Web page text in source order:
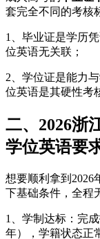
套完全不同的考核
1、毕业证是学历
位英语无关联；
2、学位证是能力
位英语是其硬性考
二、2026浙
学位英语要
想要顺利拿到2026
下基础条件，全程
1、学制达标：完
年），学籍状态正